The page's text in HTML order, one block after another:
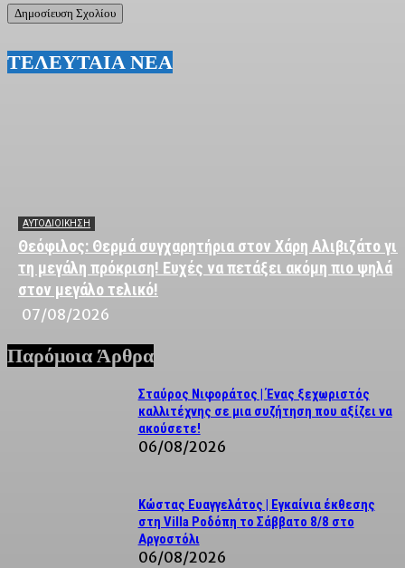
ΤΕΛΕΥΤΑΙΑ ΝΕΑ
ΑΥΤΟΔΙΟΙΚΗΣΗ
Θεόφιλος: Θερμά συγχαρητήρια στον Χάρη Αλιβιζάτο για
τη μεγάλη πρόκριση! Ευχές να πετάξει ακόμη πιο ψηλά
στον μεγάλο τελικό!
07/08/2026
Παρόμοια Άρθρα
Σταύρος Νιφοράτος | Ένας ξεχωριστός
καλλιτέχνης σε μια συζήτηση που αξίζει να
ακούσετε!
06/08/2026
Κώστας Ευαγγελάτος | Εγκαίνια έκθεσης
στη Villa Ροδόπη το Σάββατο 8/8 στο
Αργοστόλι
06/08/2026